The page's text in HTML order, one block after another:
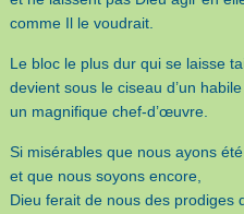
comme Il le voudrait.
Le bloc le plus dur qui se laisse
devient sous le ciseau d’un
un magnifique chef-d’œuvre.
Si misérables que nous ayons
et que nous soyons encore,
Dieu ferait de nous des prodiges